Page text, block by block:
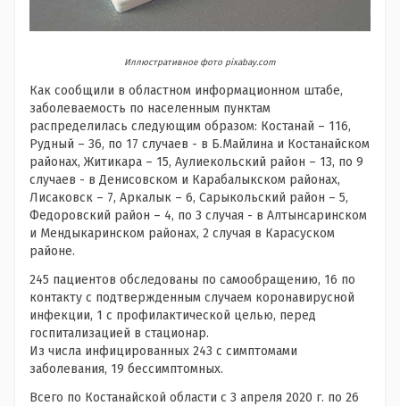
Иллюстративное фото pixabay.com
Как сообщили в областном информационном штабе,
заболеваемость по населенным пунктам
распределилась следующим образом: Костанай – 116,
Рудный – 36, по 17 случаев - в Б.Майлина и Костанайском
районах, Житикара – 15, Аулиекольский район – 13, по 9
случаев - в Денисовском и Карабалыкском районах,
Лисаковск – 7, Аркалык – 6, Сарыкольский район – 5,
Федоровский район – 4, по 3 случая - в Алтынсаринском
и Мендыкаринском районах, 2 случая в Карасуском
районе.
245 пациентов обследованы по самообращению, 16 по
контакту с подтвержденным случаем коронавирусной
инфекции, 1 с профилактической целью, перед
госпитализацией в стационар.
Из числа инфицированных 243 с симптомами
заболевания, 19 бессимптомных.
Всего по Костанайской области с 3 апреля 2020 г. по 26